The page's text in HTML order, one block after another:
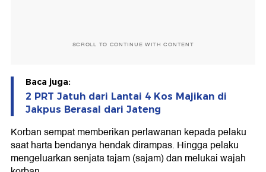
SCROLL TO CONTINUE WITH CONTENT
Baca juga:
2 PRT Jatuh dari Lantai 4 Kos Majikan di
Jakpus Berasal dari Jateng
Korban sempat memberikan perlawanan kepada pelaku
saat harta bendanya hendak dirampas. Hingga pelaku
mengeluarkan senjata tajam (sajam) dan melukai wajah